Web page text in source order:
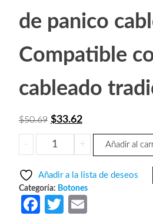
de panico
Compatible
cableado
$50.69 El
precio
original
$50.69.
$33.62El
precio
actual
$33.62.
-
IHORN
HO-
Boton
de
+ Añadir al
Añadir a la lista de deseos
Categoría: Botones
Fa
T